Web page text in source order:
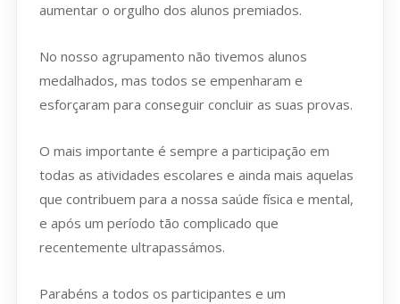
aumentar o orgulho dos alunos premiados.
No nosso agrupamento não tivemos alunos
medalhados, mas todos se empenharam e
esforçaram para conseguir concluir as suas provas.
O mais importante é sempre a participação em
todas as atividades escolares e ainda mais aquelas
que contribuem para a nossa saúde física e mental,
e após um período tão complicado que
recentemente ultrapassámos.
Parabéns a todos os participantes e um